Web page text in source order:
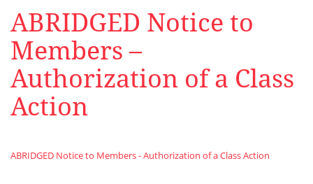
ABRIDGED Notice to
Members –
Authorization of a Class
Action
ABRIDGED Notice to Members - Authorization of a Class Action